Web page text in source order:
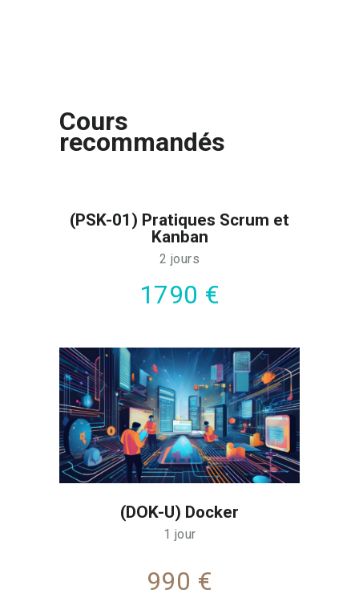
Cours
recommandés
(PSK-01) Pratiques Scrum et
Kanban
2 jours
1790 €
(DOK-U) Docker
1 jour
990 €